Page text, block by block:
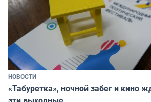
НОВОСТИ
«Табуретка», ночной забег и кино